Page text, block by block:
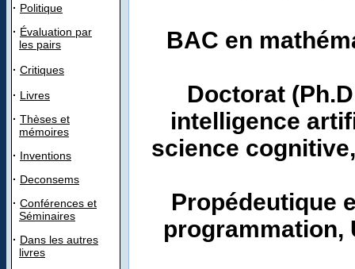
· Politique
· Évaluation par
les pairs
· Critiques
· Livres
· Thèses et
mémoires
· Inventions
· Deconsems
· Conférences et
Séminaires
· Dans les autres
livres
BAC en
Doctorat
intelligence
science
Propédeutique
programmation,